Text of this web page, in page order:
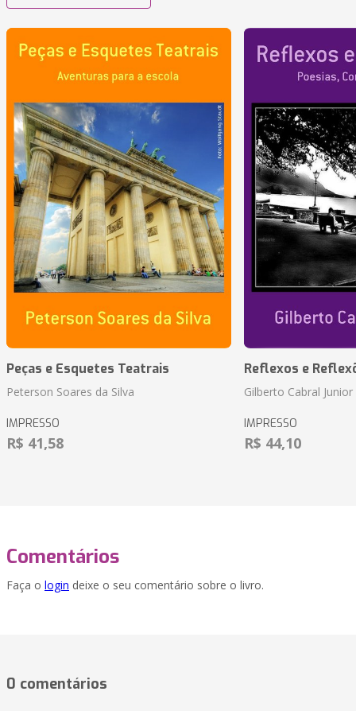
Peças e Esquetes Teatrais
Peterson Soares da Silva
IMPRESSO
R$ 41,58
Reflexos e
Gilberto Cabral Junior
IMPRESSO
R$ 44,10
Comentários
Faça o login deixe o seu comentário sobre o livro.
0 comentários